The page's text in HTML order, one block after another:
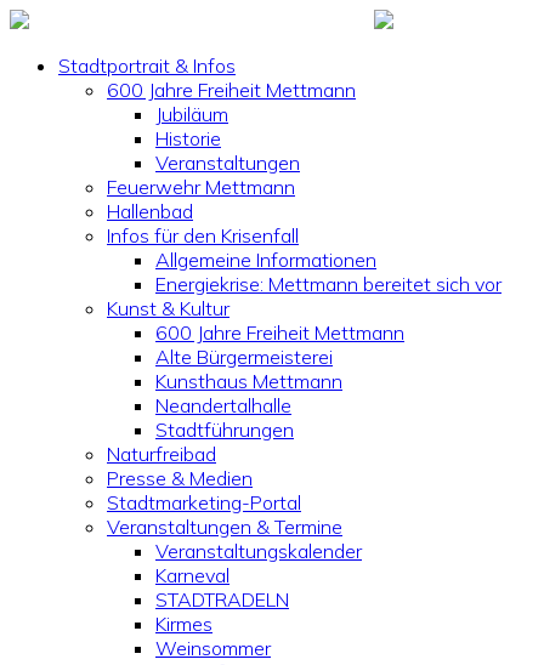
Stadtportrait & Infos
600 Jahre Freiheit Mettmann
Jubiläum
Historie
Veranstaltungen
Feuerwehr Mettmann
Hallenbad
Infos für den Krisenfall
Allgemeine Informationen
Energiekrise: Mettmann bereitet sich vor
Kunst & Kultur
600 Jahre Freiheit Mettmann
Alte Bürgermeisterei
Kunsthaus Mettmann
Neandertalhalle
Stadtführungen
Naturfreibad
Presse & Medien
Stadtmarketing-Portal
Veranstaltungen & Termine
Veranstaltungskalender
Karneval
STADTRADELN
Kirmes
Weinsommer